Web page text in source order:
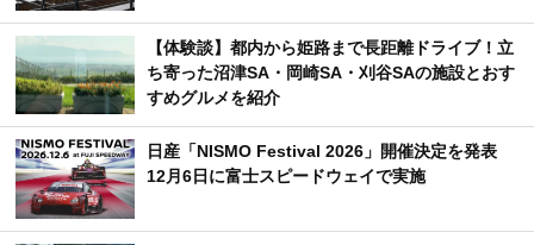
【体験談】都内から姫路まで長距離ドライブ！立
ち寄った沼津SA・岡崎SA・刈谷SAの施設とおす
すめグルメを紹介
日産「NISMO Festival 2026」開催決定を発表
12月6日に富士スピードウェイで実施